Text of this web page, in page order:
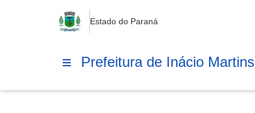
Estado do Paraná
Prefeitura de Inácio Martins